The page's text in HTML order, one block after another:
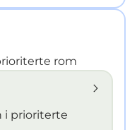
rom
i prioriterte